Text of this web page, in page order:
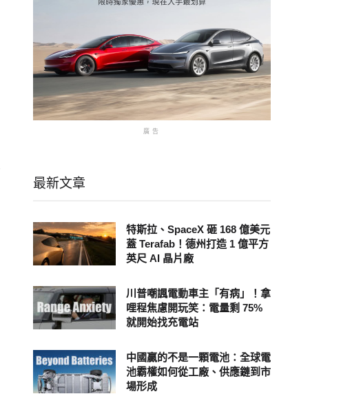
廣告
最新文章
特斯拉、SpaceX 砸 168 億美元
蓋 Terafab！德州打造 1 億平方
英尺 AI 晶片廠
川普嘲諷電動車主「有病」！拿
哩程焦慮開玩笑：電量剩 75%
就開始找充電站
中國贏的不是一顆電池：全球電
池霸權如何從工廠、供應鏈到市
場形成